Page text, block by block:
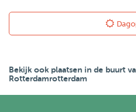
Bekijk ook plaatsen in de buurt
Rotterdamrotterdam